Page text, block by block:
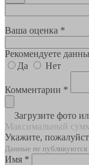
Ваша оценка *
Рекомендуете
Да
Нет
Комментарии *
Загрузите фото
Максимальный
Укажите,
Данные не
Имя *